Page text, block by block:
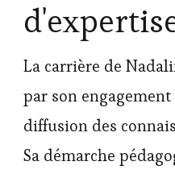
La carrière de
par son
diffusion des
Sa démarche